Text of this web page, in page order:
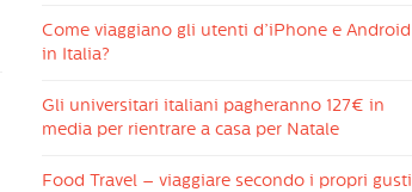
Come viaggiano gli utenti d’iPhone e Android
in Italia?
Gli universitari italiani pagheranno 127€ in
media per rientrare a casa per Natale
Food Travel – viaggiare secondo i propri gusti